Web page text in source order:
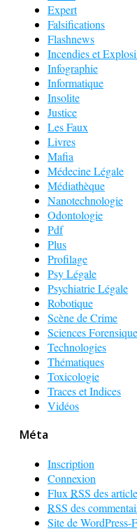
Expert
Falsifications
Flashnews
Incendies et
Infographie
Informatique
Insolite
Justice
Les Faux
Livres
Mafia
Médecine Légale
Médiathèque
Nanotechnologie
Odontologie
Pdf
Plus
Profilage
Psy Légale
Psychiatrie Légale
Robotique
Scène de Crime
Sciences
Technologies
Thématiques
Toxicologie
Traces et Indices
Vidéos
Méta
Inscription
Connexion
FluxRSS des
RSS des
Site de WordPress-